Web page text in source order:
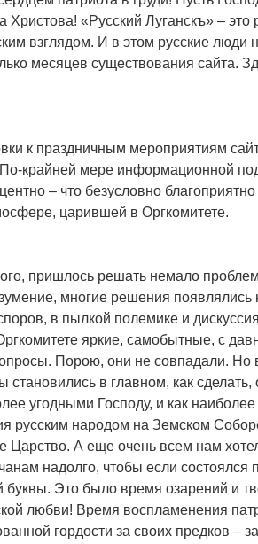
Христова! «Русский Луганскъ» –
взглядом. И в этом русские люди
месяцев существования сайта.
к праздничным мероприятиям
крайней мере информационной
– что безусловно
царившей в Оргкомитете.
пришлось решать немало
многие решения появлялись
в пылкой полемике и
яркие, самобытные, с
Порою, они не совпадали. Но
становились в главном, как
угодными Господу, и как
русским народом на Земском
Царство. А еще очень всем нам
надолго, чтобы если состоялся
буквы. Это было время озарений и
любви! Время воспламенения
гордости за своих предков –